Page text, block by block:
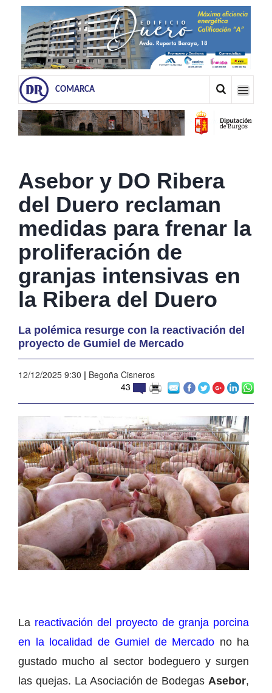
COMARCA
Asebor y DO Ribera
del Duero reclaman
medidas para frenar la
proliferación de
granjas intensivas en
la Ribera del Duero
La polémica resurge con la reactivación del
proyecto de Gumiel de Mercado
12/12/2025 9:30 | Begoña Cisneros
43
La reactivación del proyecto de granja porcina
en la localidad de Gumiel de Mercado no ha
gustado mucho al sector bodeguero y surgen
las quejas. La Asociación de Bodegas Asebor,